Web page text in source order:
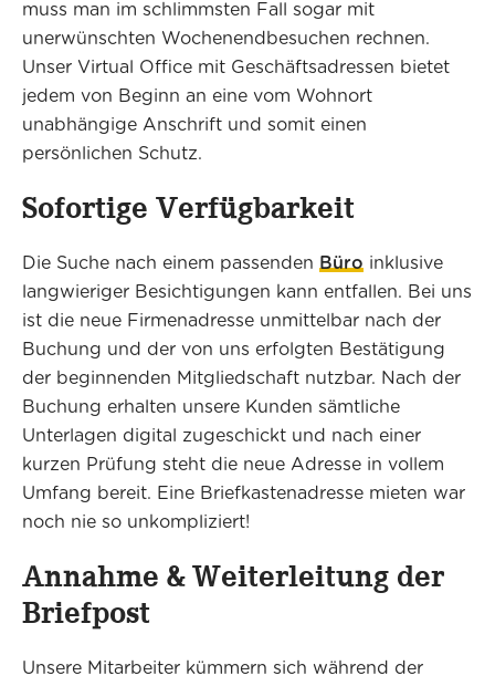
muss man im schlimmsten Fall sogar mit
unerwünschten Wochenendbesuchen rechnen.
Unser Virtual Office mit Geschäftsadressen bietet
jedem von Beginn an eine vom Wohnort
unabhängige Anschrift und somit einen
persönlichen Schutz.
Sofortige Verfügbarkeit
Die Suche nach einem passenden Büro inklusive
langwieriger Besichtigungen kann entfallen. Bei uns
ist die neue Firmenadresse unmittelbar nach der
Buchung und der von uns erfolgten Bestätigung
der beginnenden Mitgliedschaft nutzbar. Nach der
Buchung erhalten unsere Kunden sämtliche
Unterlagen digital zugeschickt und nach einer
kurzen Prüfung steht die neue Adresse in vollem
Umfang bereit. Eine Briefkastenadresse mieten war
noch nie so unkompliziert!
Annahme & Weiterleitung der
Briefpost
Unsere Mitarbeiter kümmern sich während der